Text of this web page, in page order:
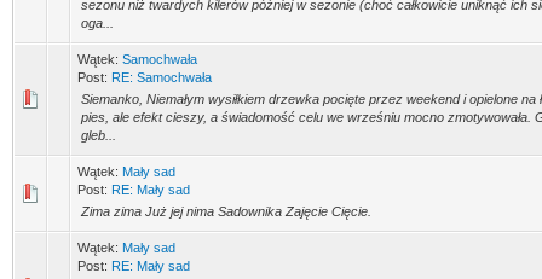
sezonu niż twardych kilerów później w sezonie (choć całkowicie uniknąć ich
oga...
Wątek: Samochwała
Post: RE: Samochwała
Siemanko, Niemałym wysiłkiem drzewka pocięte przez weekend i opielone na
pies, ale efekt cieszy, a świadomość celu we wrześniu mocno zmotywowała.
gleb...
Wątek: Mały sad
Post: RE: Mały sad
Zima zima Już jej nima Sadownika Zajęcie Cięcie.
Wątek: Mały sad
Post: RE: Mały sad